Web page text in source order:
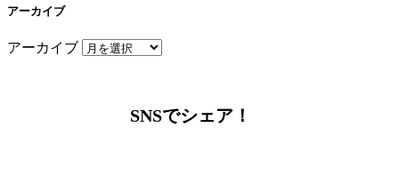
アーカイブ
アーカイブ
SNSでシェア！